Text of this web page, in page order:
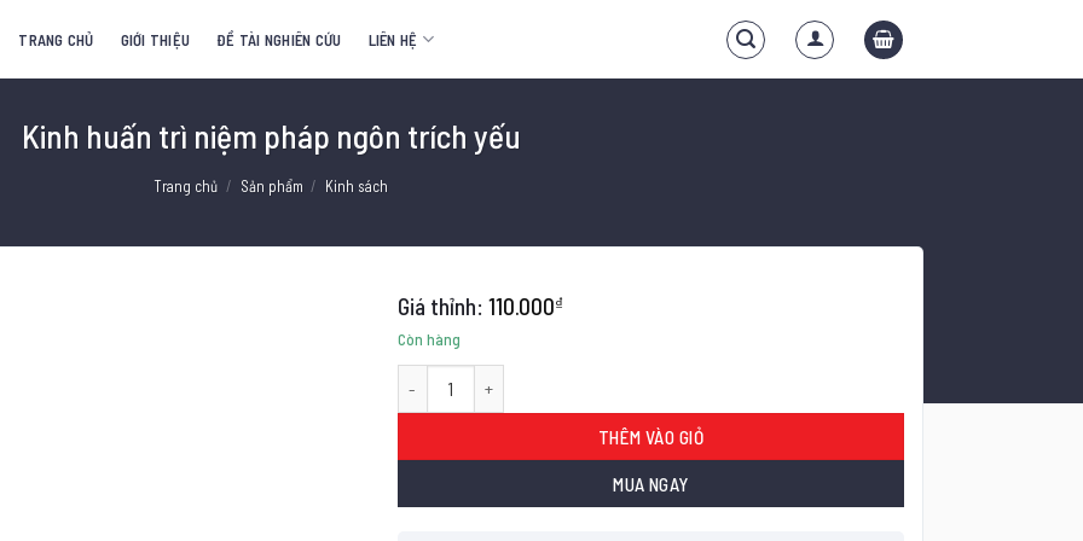
TRANG CHỦ GIỚI THIỆU ĐỀ TÀI NGHIÊN CỨU LIÊN HỆ
Kinh huấn trì niệm pháp ngôn trích yếu
Trang chủ / Sản phẩm / Kinh sách
110.000₫
Còn hàng
THÊM VÀO GIỎ
MUA NGAY